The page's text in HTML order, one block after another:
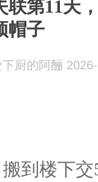
联第11天
帽子
下厨的阿酾
到楼下